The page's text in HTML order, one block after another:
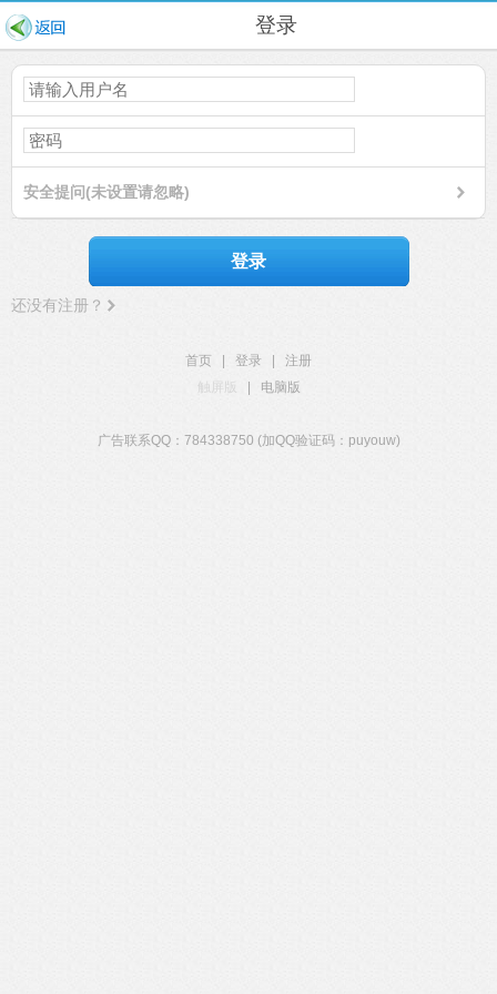
登录
安全提问(未设置请忽略)
登录
还没有注册？
首页 登录
注册
触屏版
电脑版
广告联系QQ：784338750 (加QQ验证码：puyouw)